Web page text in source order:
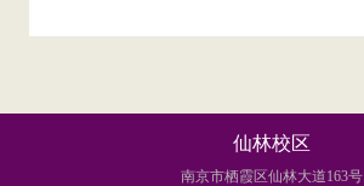
仙林校区
南京市栖霞区仙林大道163号